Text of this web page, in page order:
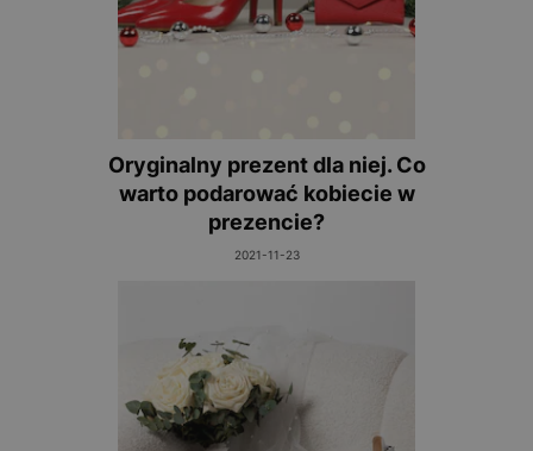
Oryginalny prezent dla niej. Co
warto podarować kobiecie w
prezencie?
2021-11-23